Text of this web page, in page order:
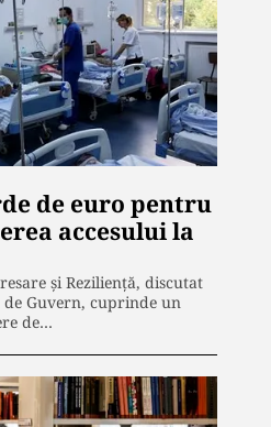
de euro pentru
accesului la
şi Rezilienţă, discutat
Guvern, cuprinde un
de…